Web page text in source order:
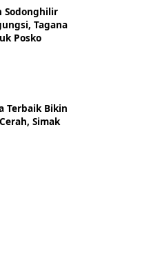
Sodonghilir
Tagana
Posko
Terbaik Bikin
Simak